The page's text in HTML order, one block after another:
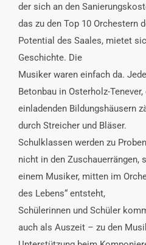
der sich an den
das zu den Top 10 Orchestern
Potential des Saales, mietet
Geschichte. Die
Musiker waren einfach da.
Betonbau in Osterholz-
einladenden Bildungshäusern
durch Streicher und Bläser.
Schulklassen werden zu
nicht in den Zuschauerrängen,
einem Musiker, mitten im
des Lebens“ entsteht,
Schülerinnen und Schüler
auch als Auszeit – zu den